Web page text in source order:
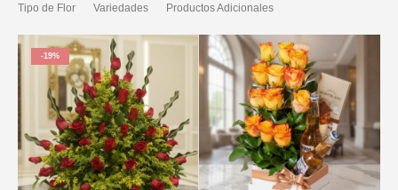
Tipo de Flor Variedades Productos Adicionales
-19%